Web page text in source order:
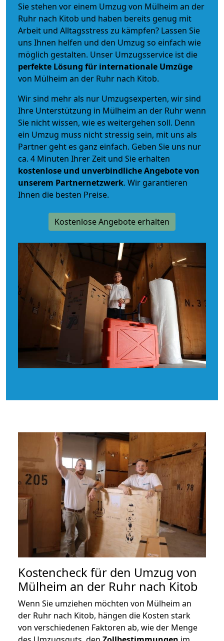
Sie stehen vor einem Umzug von Mülheim an der
Ruhr nach Kitob und haben bereits genug mit
Arbeit und Alltagsstress zu kämpfen? Lassen Sie
uns Ihnen helfen und den Umzug so einfach wie
möglich gestalten. Unser Umzugsservice ist die
perfekte Lösung für internationale Umzüge
von Mülheim an der Ruhr nach Kitob.
Wir sind mehr als nur Umzugsexperten, wir sind
Ihre Unterstützung in Mülheim an der Ruhr wenn
Sie nicht wissen, wie es weitergehen soll. Denn
ein Umzug muss nicht stressig sein, mit uns als
Partner geht es ganz einfach. Geben Sie uns nur
ca. 4 Minuten Ihrer Zeit und Sie erhalten
kostenlose und unverbindlicheAngebote von
unserem Partnernetzwerk. Wir garantieren
Ihnen die besten Preise.
Kostenlose Angebote erhalten
Kostencheck für den Umzug von
Mülheim an der Ruhr nach Kitob
Wenn Sie umziehen möchten von Mülheim an
der Ruhr nach Kitob, hängen die Kosten stark
von verschiedenen Faktoren ab, wie der Menge